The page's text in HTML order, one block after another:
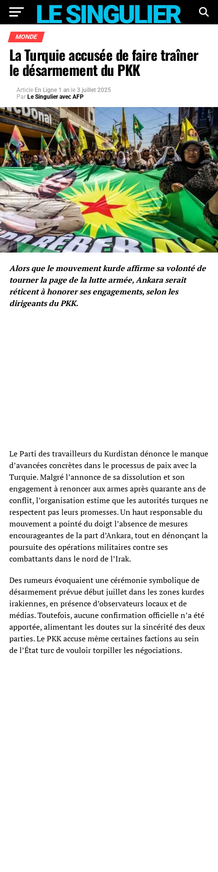
MONDE
La Turquie accusée de faire traîner
le désarmement du PKK
Article En Ligne 1 an le 3 juillet 2025
Par Le Singulier avec AFP
Alors que le mouvement kurde affirme sa volonté de
tourner la page de la lutte armée, Ankara serait
réticent à honorer ses engagements, selon les
dirigeants du PKK.
Le Parti des travailleurs du Kurdistan dénonce le manque
d’avancées concrètes dans le processus de paix avec la
Turquie. Malgré l’annonce de sa dissolution et son
engagement à renoncer aux armes après quarante ans de
conflit, l’organisation estime que les autorités turques ne
respectent pas leurs promesses. Un haut responsable du
mouvement a pointé du doigt l’absence de mesures
encourageantes de la part d’Ankara, tout en dénonçant la
poursuite des opérations militaires contre ses
combattants dans le nord de l’Irak.
Des rumeurs évoquaient une cérémonie symbolique de
désarmement prévue début juillet dans les zones kurdes
irakiennes, en présence d’observateurs locaux et de
médias. Toutefois, aucune confirmation officielle n’a été
apportée, alimentant les doutes sur la sincérité des deux
parties. Le PKK accuse même certaines factions au sein
de l’État turc de vouloir torpiller les négociations.